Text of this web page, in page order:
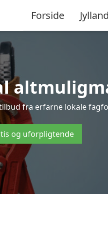
Forside Jylland
fra erfarne lokale
og uforpligtende